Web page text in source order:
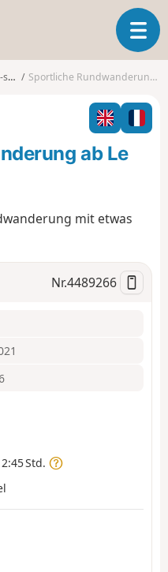
T
o
l
n
o
Sportliche Rundwanderung ab Le Freyrat
ab Le
mit etwas
Nr.4489266
2:45 Std.